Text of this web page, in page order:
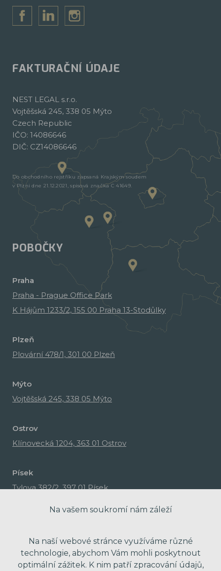
FAKTURAČNÍ ÚDAJE
NEST LEGAL s.r.o.
Vojtěšská 245, 338 05 Mýto
Czech Republic
IČO: 14086646
DIČ: CZ14086646
Do obchodního rejstříku zapsaná Krajským soudem
v Plzni dne 21.12.2021, spisová značka C 41649.
POBOČKY
Praha
Praha - Prague Office Park
K Hájům 1233/2, 155 00 Praha 13-Stodůlky
Plzeň
Plovární 478/1, 301 00 Plzeň
Mýto
Vojtěšská 245, 338 05 Mýto
Ostrov
Klínovecká 1204, 363 01 Ostrov
Písek
Tylova 382/2, 397 01 Písek
Na vašem soukromí nám záleží
Na naší webové stránce využíváme různé
technologie, abychom Vám mohli poskytnout
optimální zážitek. K nim patří zpracování údajů,